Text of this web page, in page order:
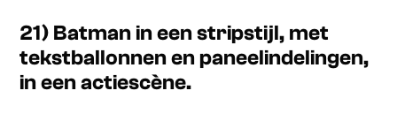
21) Batman in een stripstijl, met
tekstballonnen en paneelindelingen,
in een actiescène.